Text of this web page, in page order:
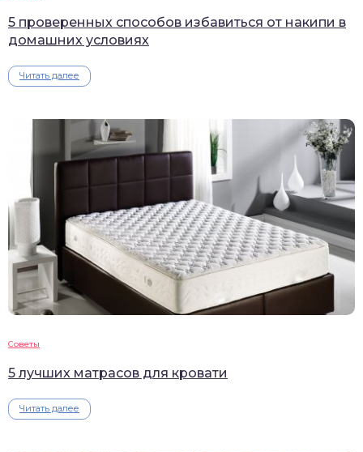
5 проверенных способов избавиться от накипи в
домашних условиях
Читать далее
Советы
5 лучших матрасов для кровати
Читать далее